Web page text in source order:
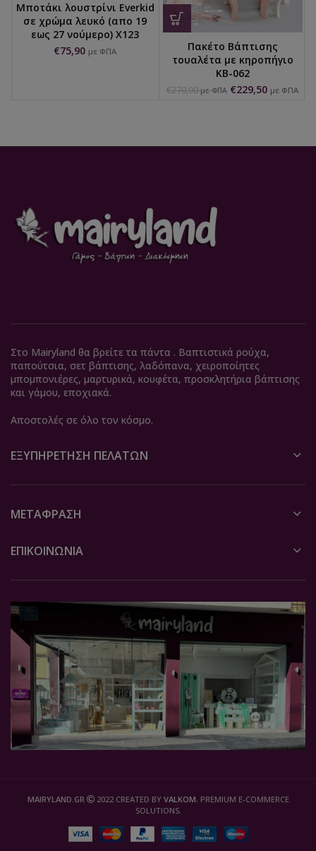
Μποτάκι λουστρίνι Everkid
σε χρώμα λευκό (απο 19
εως 27 νούμερο) X123
€75,90 με ΦΠΑ
Πακέτο Βάπτισης
τουαλέτα με κηροπήγιο
ΚΒ-062
€270,00 με ΦΠΑ €229,50 με ΦΠΑ
Στο Mairyland θα βρείτε τα πάντα . Βαπτιστικά ρούχα,
παπούτσια, σετ βάπτισης, λαδόπανα, χειροποίητες
μπομπονιέρες, μαρτυρικά, κουφέτα, προσκλητήρια βάπτισης
και γάμου, εποχιακά.
Αποστολές σε όλο τον κόσμο.
ΕΞΥΠΗΡΈΤΗΣΗ ΠΕΛΑΤΏΝ
ΜΕΤΆΦΡΑΣΗ
ΕΠΙΚΟΙΝΩΝΙΑ
MAIRYLAND.GR 2022 CREATED BY VALKOM. PREMIUM E-COMMERCE
SOLUTIONS.